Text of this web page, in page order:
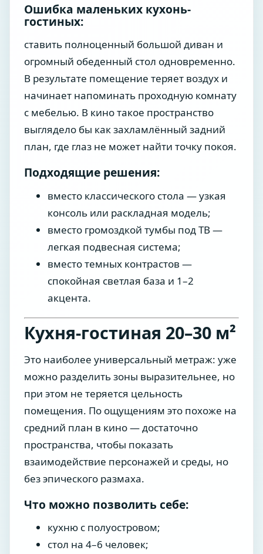
Ошибка маленьких кухонь-
гостиных:
ставить полноценный большой диван и
огромный обеденный стол одновременно.
В результате помещение теряет воздух и
начинает напоминать проходную комнату
с мебелью. В кино такое пространство
выглядело бы как захламлённый задний
план, где глаз не может найти точку покоя.
Подходящие решения:
вместо классического стола — узкая
консоль или раскладная модель;
вместо громоздкой тумбы под ТВ —
легкая подвесная система;
вместо темных контрастов —
спокойная светлая база и 1–2
акцента.
Кухня-гостиная 20–30 м²
Это наиболее универсальный метраж: уже
можно разделить зоны выразительнее, но
при этом не теряется цельность
помещения. По ощущениям это похоже на
средний план в кино — достаточно
пространства, чтобы показать
взаимодействие персонажей и среды, но
без эпического размаха.
Что можно позволить себе:
кухню с полуостровом;
стол на 4–6 человек;